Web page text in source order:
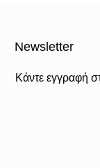
Newsletter
Κάντε εγγραφή